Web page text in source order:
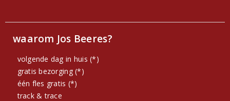
waarom Jos Beeres?
volgende dag in huis (*)
gratis bezorging (*)
één fles gratis (*)
track & trace